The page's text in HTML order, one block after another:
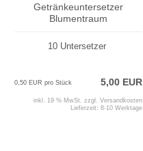
Getränkeuntersetzer
Blumentraum
10 Untersetzer
5,00 EUR
0,50 EUR pro Stück
inkl. 19 % MwSt. zzgl. Versandkosten
Lieferzeit: 8-10 Werktage